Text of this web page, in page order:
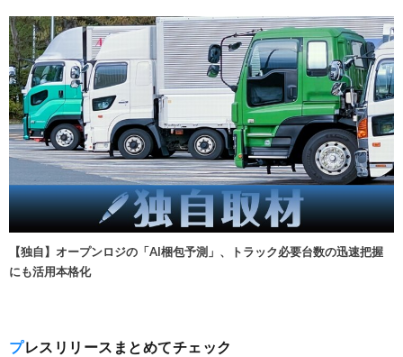
【独自】オープンロジの「AI梱包予測」、トラック必要台数の迅速把握
にも活用本格化
プレスリリースまとめてチェック